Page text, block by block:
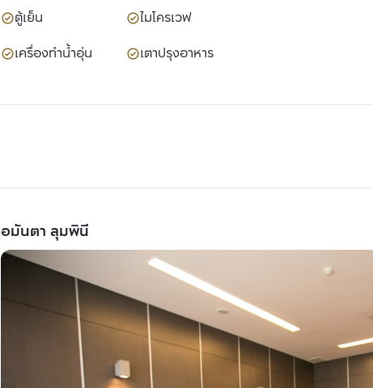
ตู้เย็น
ไมโครเวฟ
เครื่องทำน้ำอุ่น
เตาปรุงอาหาร
อมันตา ลุมพินี